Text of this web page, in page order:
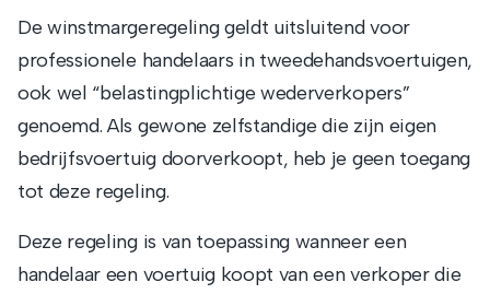
De winstmargeregeling geldt uitsluitend voor
professionele handelaars in tweedehandsvoertuigen,
ook wel “belastingplichtige wederverkopers”
genoemd. Als gewone zelfstandige die zijn eigen
bedrijfsvoertuig doorverkoopt, heb je geen toegang
tot deze regeling.
Deze regeling is van toepassing wanneer een
handelaar een voertuig koopt van een verkoper die